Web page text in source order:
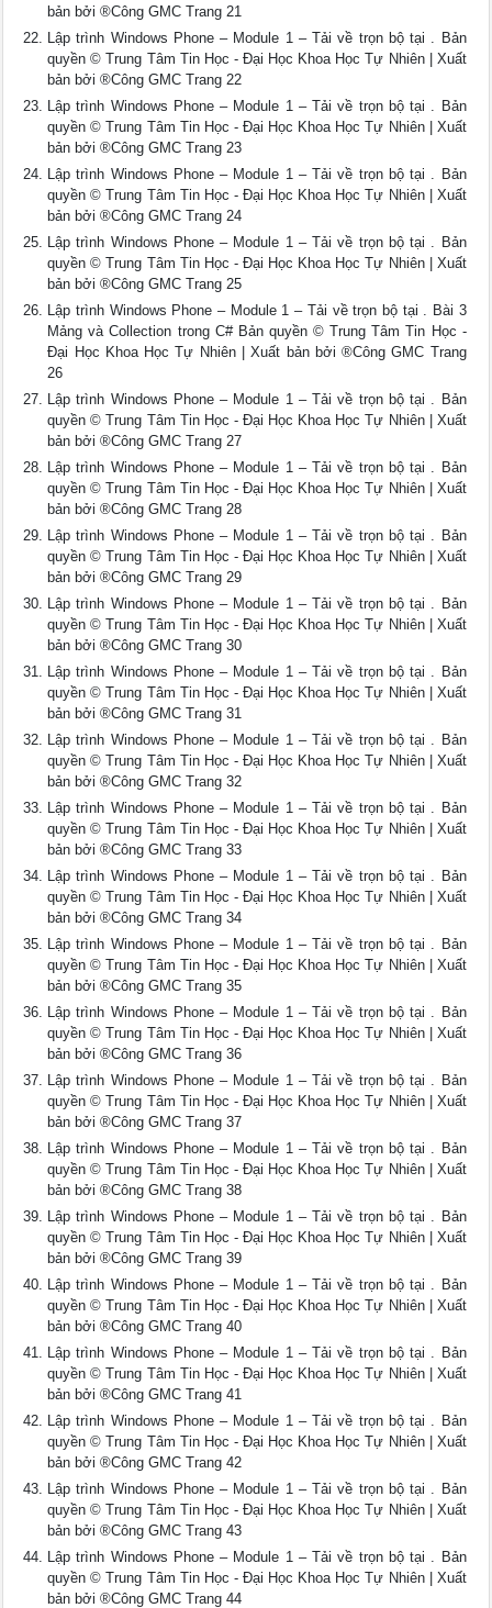
bản bởi ®Công GMC Trang 21
Lập trình Windows Phone – Module 1 – Tải về trọn bộ tại . Bản
quyền © Trung Tâm Tin Học - Đại Học Khoa Học Tự Nhiên | Xuất
bản bởi ®Công GMC Trang 22
Lập trình Windows Phone – Module 1 – Tải về trọn bộ tại . Bản
quyền © Trung Tâm Tin Học - Đại Học Khoa Học Tự Nhiên | Xuất
bản bởi ®Công GMC Trang 23
Lập trình Windows Phone – Module 1 – Tải về trọn bộ tại . Bản
quyền © Trung Tâm Tin Học - Đại Học Khoa Học Tự Nhiên | Xuất
bản bởi ®Công GMC Trang 24
Lập trình Windows Phone – Module 1 – Tải về trọn bộ tại . Bản
quyền © Trung Tâm Tin Học - Đại Học Khoa Học Tự Nhiên | Xuất
bản bởi ®Công GMC Trang 25
Lập trình Windows Phone – Module 1 – Tải về trọn bộ tại . Bài 3
Mảng và Collection trong C# Bản quyền © Trung Tâm Tin Học -
Đại Học Khoa Học Tự Nhiên | Xuất bản bởi ®Công GMC Trang
26
Lập trình Windows Phone – Module 1 – Tải về trọn bộ tại . Bản
quyền © Trung Tâm Tin Học - Đại Học Khoa Học Tự Nhiên | Xuất
bản bởi ®Công GMC Trang 27
Lập trình Windows Phone – Module 1 – Tải về trọn bộ tại . Bản
quyền © Trung Tâm Tin Học - Đại Học Khoa Học Tự Nhiên | Xuất
bản bởi ®Công GMC Trang 28
Lập trình Windows Phone – Module 1 – Tải về trọn bộ tại . Bản
quyền © Trung Tâm Tin Học - Đại Học Khoa Học Tự Nhiên | Xuất
bản bởi ®Công GMC Trang 29
Lập trình Windows Phone – Module 1 – Tải về trọn bộ tại . Bản
quyền © Trung Tâm Tin Học - Đại Học Khoa Học Tự Nhiên | Xuất
bản bởi ®Công GMC Trang 30
Lập trình Windows Phone – Module 1 – Tải về trọn bộ tại . Bản
quyền © Trung Tâm Tin Học - Đại Học Khoa Học Tự Nhiên | Xuất
bản bởi ®Công GMC Trang 31
Lập trình Windows Phone – Module 1 – Tải về trọn bộ tại . Bản
quyền © Trung Tâm Tin Học - Đại Học Khoa Học Tự Nhiên | Xuất
bản bởi ®Công GMC Trang 32
Lập trình Windows Phone – Module 1 – Tải về trọn bộ tại . Bản
quyền © Trung Tâm Tin Học - Đại Học Khoa Học Tự Nhiên | Xuất
bản bởi ®Công GMC Trang 33
Lập trình Windows Phone – Module 1 – Tải về trọn bộ tại . Bản
quyền © Trung Tâm Tin Học - Đại Học Khoa Học Tự Nhiên | Xuất
bản bởi ®Công GMC Trang 34
Lập trình Windows Phone – Module 1 – Tải về trọn bộ tại . Bản
quyền © Trung Tâm Tin Học - Đại Học Khoa Học Tự Nhiên | Xuất
bản bởi ®Công GMC Trang 35
Lập trình Windows Phone – Module 1 – Tải về trọn bộ tại . Bản
quyền © Trung Tâm Tin Học - Đại Học Khoa Học Tự Nhiên | Xuất
bản bởi ®Công GMC Trang 36
Lập trình Windows Phone – Module 1 – Tải về trọn bộ tại . Bản
quyền © Trung Tâm Tin Học - Đại Học Khoa Học Tự Nhiên | Xuất
bản bởi ®Công GMC Trang 37
Lập trình Windows Phone – Module 1 – Tải về trọn bộ tại . Bản
quyền © Trung Tâm Tin Học - Đại Học Khoa Học Tự Nhiên | Xuất
bản bởi ®Công GMC Trang 38
Lập trình Windows Phone – Module 1 – Tải về trọn bộ tại . Bản
quyền © Trung Tâm Tin Học - Đại Học Khoa Học Tự Nhiên | Xuất
bản bởi ®Công GMC Trang 39
Lập trình Windows Phone – Module 1 – Tải về trọn bộ tại . Bản
quyền © Trung Tâm Tin Học - Đại Học Khoa Học Tự Nhiên | Xuất
bản bởi ®Công GMC Trang 40
Lập trình Windows Phone – Module 1 – Tải về trọn bộ tại . Bản
quyền © Trung Tâm Tin Học - Đại Học Khoa Học Tự Nhiên | Xuất
bản bởi ®Công GMC Trang 41
Lập trình Windows Phone – Module 1 – Tải về trọn bộ tại . Bản
quyền © Trung Tâm Tin Học - Đại Học Khoa Học Tự Nhiên | Xuất
bản bởi ®Công GMC Trang 42
Lập trình Windows Phone – Module 1 – Tải về trọn bộ tại . Bản
quyền © Trung Tâm Tin Học - Đại Học Khoa Học Tự Nhiên | Xuất
bản bởi ®Công GMC Trang 43
Lập trình Windows Phone – Module 1 – Tải về trọn bộ tại . Bản
quyền © Trung Tâm Tin Học - Đại Học Khoa Học Tự Nhiên | Xuất
bản bởi ®Công GMC Trang 44